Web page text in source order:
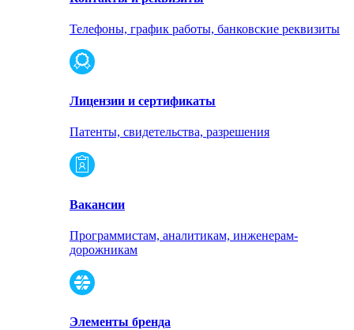
Телефоны, график работы, банковские реквизиты
Лицензии и сертификаты
Патенты, свидетельства, разрешения
Вакансии
Программистам, аналитикам, инженерам-
дорожникам
Элементы бренда